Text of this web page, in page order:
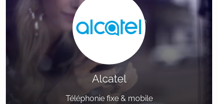
Alcatel
Téléphonie fixe & mobile